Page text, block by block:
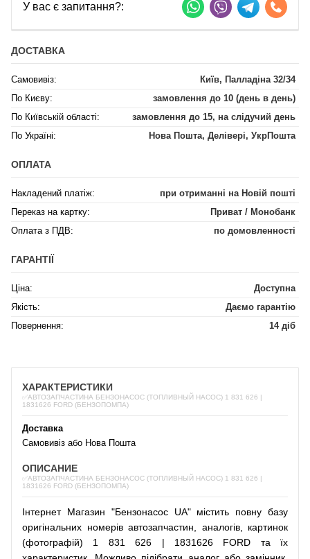
У вас є запитання?:
ДОСТАВКА
Самовивіз:
Київ, Палладіна 32/34
По Києву:
замовлення до 10 (день в день)
По Київській області:
замовлення до 15, на слідучий день
По Україні:
Нова Пошта, Делівері, УкрПошта
ОПЛАТА
Накладений платіж:
при отриманні на Новій пошті
Переказ на картку:
Приват / Монобанк
Оплата з ПДВ:
по домовленності
ГАРАНТІЇ
Ціна:
Доступна
Якість:
Даємо гарантію
Повернення:
14 діб
ХАРАКТЕРИСТИКИ
✅АВТОЗАПЧАСТИНА БЕНЗОНАСОС (ТОПЛИВНЫЙ НАСОС) 1 831 626 |
1831626 FORD (БЕНЗОПОМПА)
Доставка
Самовивіз або Нова Пошта
ОПИСАНИЕ
✅АВТОЗАПЧАСТИНА БЕНЗОНАСОС (ТОПЛИВНЫЙ НАСОС) 1 831 626 |
1831626 FORD (БЕНЗОПОМПА)
Інтернет Магазин "Бензонасос UA" містить повну базу
оригінальних номерів автозапчастин аналогів,
картинок
(фотографій) 1 831 626 | 1831626 FORD та їх